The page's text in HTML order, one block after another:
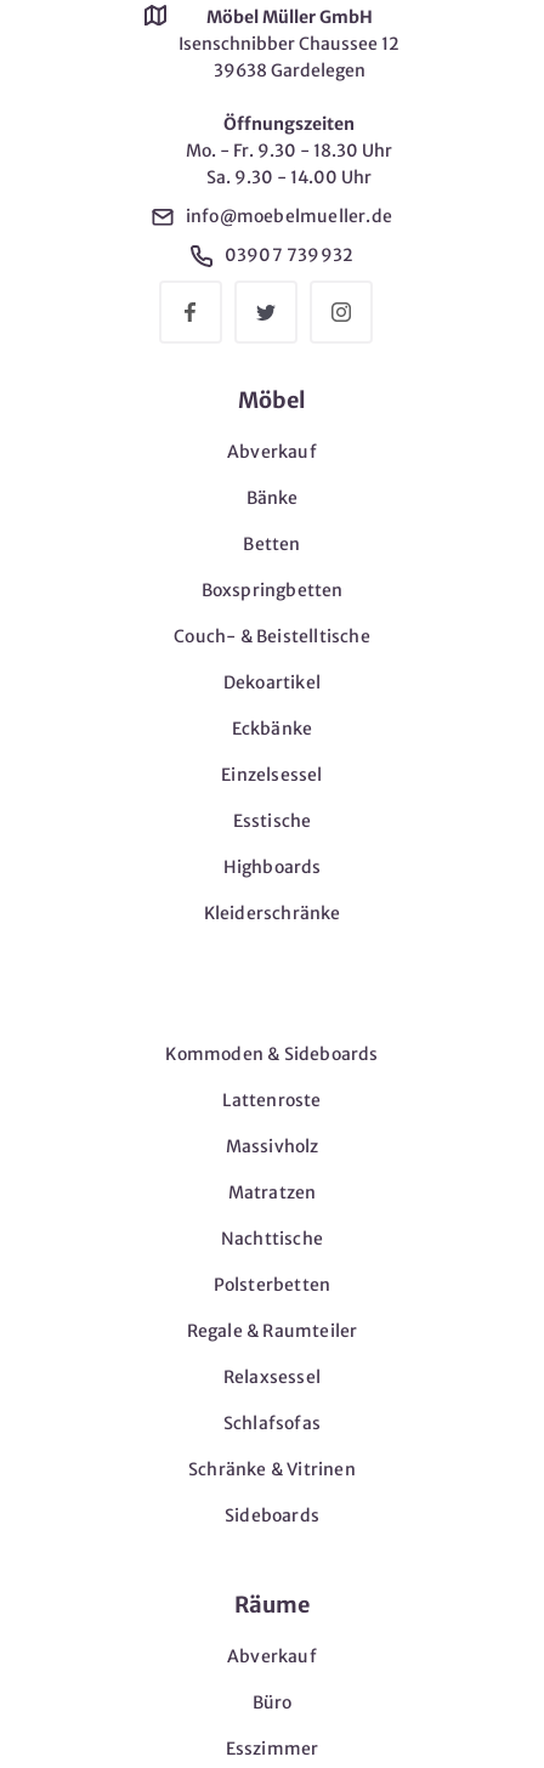
Möbel Müller GmbH
Isenschnibber Chaussee 12
39638 Gardelegen
Öffnungszeiten
Mo. - Fr. 9.30 - 18.30 Uhr
Sa. 9.30 - 14.00 Uhr
info@moebelmueller.de
03907 739932
Möbel
Abverkauf
Bänke
Betten
Boxspringbetten
Couch- & Beistelltische
Dekoartikel
Eckbänke
Einzelsessel
Esstische
Highboards
Kleiderschränke
Kommoden & Sideboards
Lattenroste
Massivholz
Matratzen
Nachttische
Polsterbetten
Regale & Raumteiler
Relaxsessel
Schlafsofas
Schränke & Vitrinen
Sideboards
Räume
Abverkauf
Büro
Esszimmer